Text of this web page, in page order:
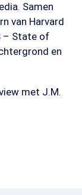
Samen
van Harvard
– State of
en
met J.M.